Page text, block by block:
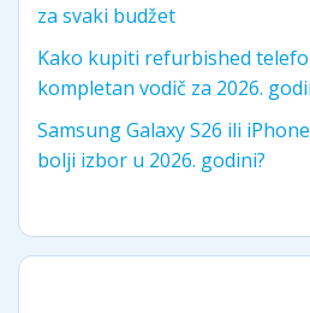
za svaki budžet
Kako kupiti refurbished
kompletan vodič za 2026.
Samsung Galaxy S26 ili
bolji izbor u 2026. godini?